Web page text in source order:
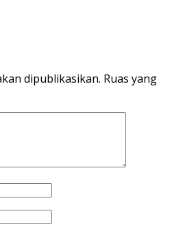
dipublikasikan. Ruas yang